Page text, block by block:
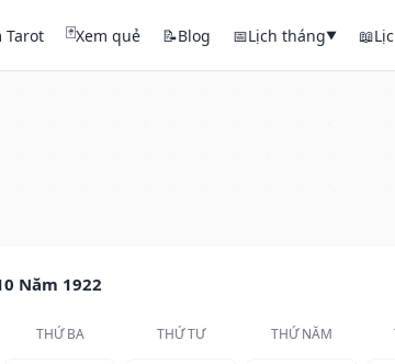
Tarot 🃏Xem quẻ 📝Blog 📅Lịch tháng▼ 📖
Năm 1922
THỨ BA THỨ TƯ THỨ NĂM